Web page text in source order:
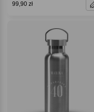
99,90 zł